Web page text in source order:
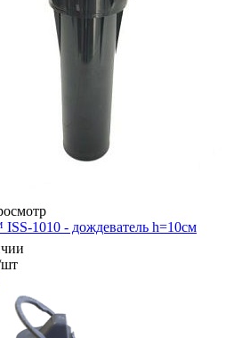
1010 - дождеватель h=10см